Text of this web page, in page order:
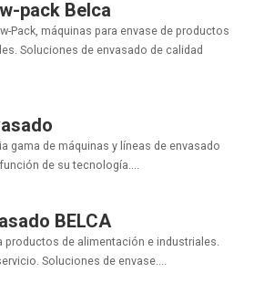
pack Belca
Pack, máquinas para envase de productos
Soluciones de envasado de calidad
gama de máquinas y líneas de envasado
de su tecnología....
BELCA
productos de alimentación e industriales.
Soluciones de envase....